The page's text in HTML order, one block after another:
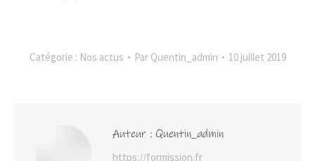
Catégorie : Nos actus Par Quentin_admin 10 juillet 2019
Auteur : Quentin_admin
https://formission.fr